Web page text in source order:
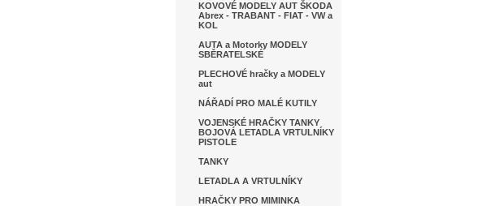
KOVOVÉ MODELY AUT ŠKODA
Abrex - TRABANT - FIAT - VW a
KOL
AUTA a Motorky MODELY
SBĚRATELSKÉ
PLECHOVÉ hračky a MODELY
aut
NÁŘADÍ PRO MALÉ KUTILY
VOJENSKÉ HRAČKY TANKY
BOJOVÁ LETADLA VRTULNÍKY
PISTOLE
TANKY
LETADLA A VRTULNÍKY
HRAČKY PRO MIMINKA